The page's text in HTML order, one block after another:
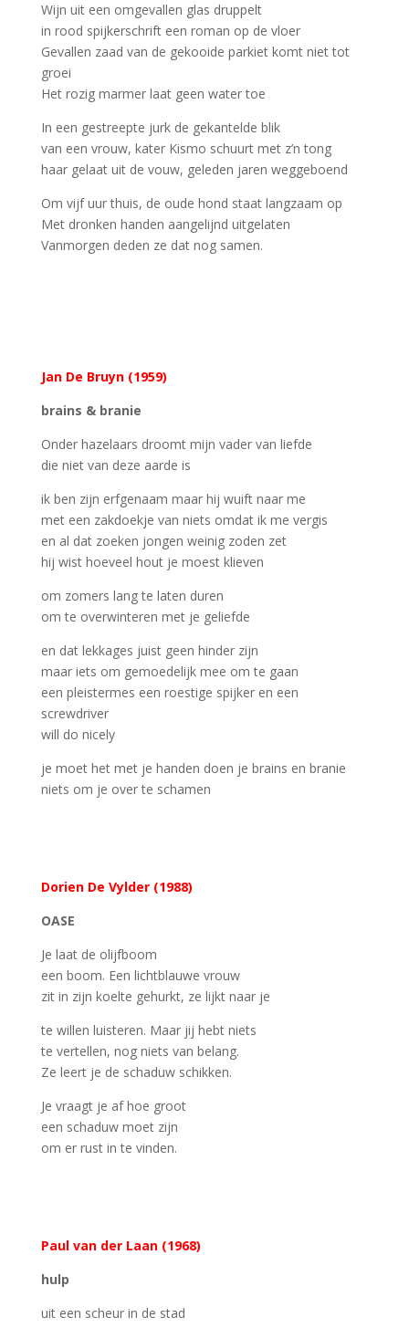
Wijn uit een omgevallen glas druppelt
in rood spijkerschrift een roman op de vloer
Gevallen zaad van de gekooide parkiet komt niet tot
groei
Het rozig marmer laat geen water toe
In een gestreepte jurk de gekantelde blik
van een vrouw, kater Kismo schuurt met z’n tong
haar gelaat uit de vouw, geleden jaren weggeboend
Om vijf uur thuis, de oude hond staat langzaam op
Met dronken handen aangelijnd uitgelaten
Vanmorgen deden ze dat nog samen.
Jan De Bruyn (1959)
brains & branie
Onder hazelaars droomt mijn vader van liefde
die niet van deze aarde is
ik ben zijn erfgenaam maar hij wuift naar me
met een zakdoekje van niets omdat ik me vergis
en al dat zoeken jongen weinig zoden zet
hij wist hoeveel hout je moest klieven
om zomers lang te laten duren
om te overwinteren met je geliefde
en dat lekkages juist geen hinder zijn
maar iets om gemoedelijk mee om te gaan
een pleistermes een roestige spijker en een
screwdriver
will do nicely
je moet het met je handen doen je brains en branie
niets om je over te schamen
Dorien De Vylder (1988)
OASE
Je laat de olijfboom
een boom. Een lichtblauwe vrouw
zit in zijn koelte gehurkt, ze lijkt naar je
te willen luisteren. Maar jij hebt niets
te vertellen, nog niets van belang.
Ze leert je de schaduw schikken.
Je vraagt je af hoe groot
een schaduw moet zijn
om er rust in te vinden.
Paul van der Laan (1968)
hulp
uit een scheur in de stad